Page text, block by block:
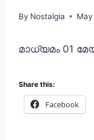
By Nostalgia May
മാധ്യമം 01
Share this:
Facebook